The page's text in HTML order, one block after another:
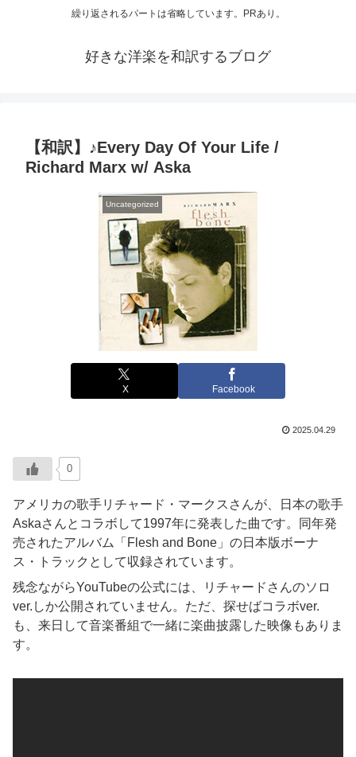
繰り返されるパートは省略しています。PRあり。
好きな洋楽を和訳するブログ
【和訳】♪Every Day Of Your Life /
Richard Marx w/ Aska
Uncategorized
X Facebook
2025.04.29
0
アメリカの歌手リチャード・マークスさんが、日本の歌手
Askaさんとコラボして1997年に発表した曲です。同年発
売されたアルバム「Flesh and Bone」の日本版ボーナ
ス・トラックとして収録されています。
残念ながらYouTubeの公式には、リチャードさんのソロ
ver.しか公開されていません。ただ、探せばコラボver.
も、来日して音楽番組で一緒に楽曲披露した映像もありま
す。